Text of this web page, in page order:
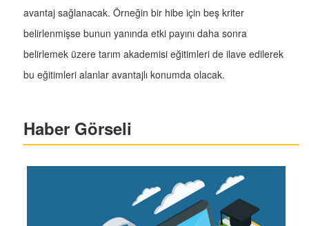
avantaj sağlanacak. Örneğin bir hibe için beş kriter
belirlenmişse bunun yanında etki payını daha sonra
belirlemek üzere tarım akademisi eğitimleri de ilave edilerek
bu eğitimleri alanlar avantajlı konumda olacak.
Haber Görseli